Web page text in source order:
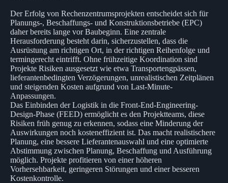
Der Erfolg von Rechenzentrumsprojekten entscheidet sich für
Planungs-, Beschaffungs- und Konstruktionsbetriebe (EPC)
daher bereits lange vor Baubeginn. Eine zentrale
Herausforderung besteht darin, sicherzustellen, dass die
Ausrüstung am richtigen Ort, in der richtigen Reihenfolge und
termingerecht eintrifft. Ohne frühzeitige Koordination sind
Projekte Risiken ausgesetzt wie etwa Transportengpässen,
lieferantenbedingten Verzögerungen, unrealistischen Zeitplänen
und steigenden Kosten aufgrund von Last-Minute-
Anpassungen.
Das Einbinden der Logistik in die Front-End-Engineering-
Design-Phase (FEED) ermöglicht es den Projektteams, diese
Risiken früh genug zu erkennen, sodass eine Minderung der
Auswirkungen noch kosteneffizient ist. Das macht realistischere
Planung, eine bessere Lieferantenauswahl und eine optimierte
Abstimmung zwischen Planung, Beschaffung und Ausführung
möglich. Projekte profitieren von einer höheren
Vorhersehbarkeit, geringeren Störungen und einer besseren
Kostenkontrolle.